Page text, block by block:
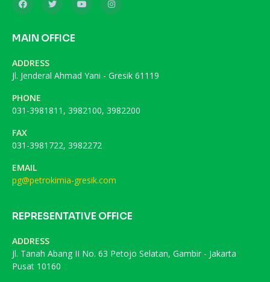
MAIN OFFICE
ADDRESS
Jl. Jenderal Ahmad Yani - Gresik 61119
PHONE
031-3981811, 3982100, 3982200
FAX
031-3981722, 3982272
EMAIL
pg@petrokimia-gresik.com
REPRESENTATIVE OFFICE
ADDRESS
Jl. Tanah Abang II No. 63 Petojo Selatan, Gambir - Jakarta
Pusat 10160